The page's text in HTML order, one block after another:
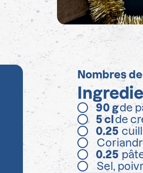
Nombres
90 gde
5cl de
0.25
0.25
Sel,